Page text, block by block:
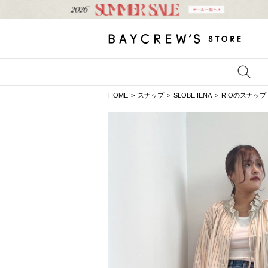
HOME スナップ SLOBE IENA RIOのスナップ